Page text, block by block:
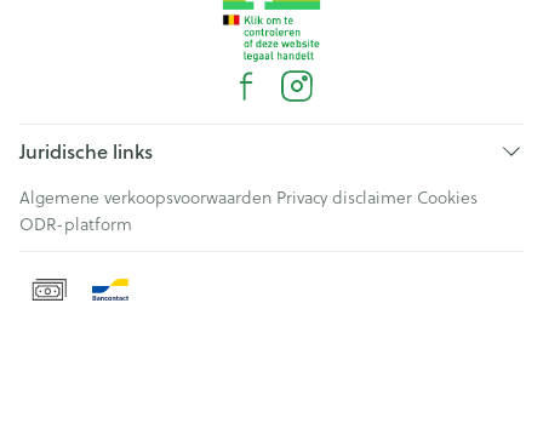
Juridische links
Algemene verkoopsvoorwaarden Privacy disclaimer Cookies
ODR-platform